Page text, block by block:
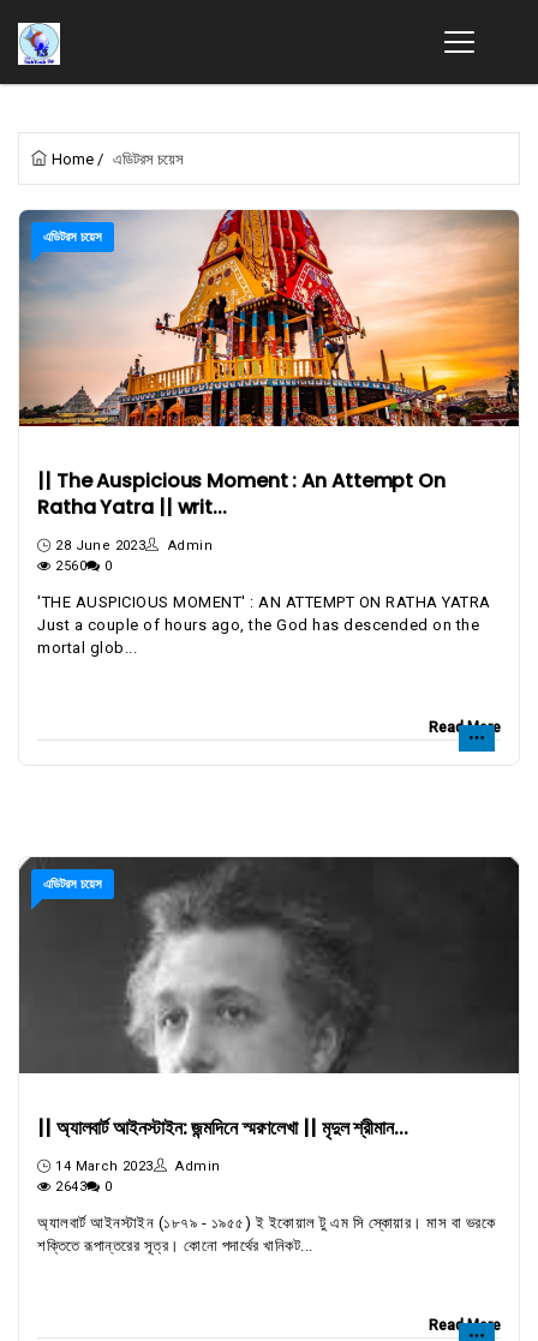
Home / এডিটরস চয়েস
এডিটরস চয়েস
|| The Auspicious Moment : An Attempt On
Ratha Yatra || writ...
28 June 2023
Admin
2560
0
'THE AUSPICIOUS MOMENT' : AN ATTEMPT ON RATHA YATRA
Just a couple of hours ago, the God has descended on the
mortal glob...
Read More
এডিটরস চয়েস
|| অ্যালবার্ট আইনস্টাইন: জন্মদিনে স্মরণলেখা || মৃদুল শ্রীমান...
14 March 2023
Admin
2643
0
অ্যালবার্ট আইনস্টাইন (১৮৭৯ - ১৯৫৫) ই ইকোয়াল টু এম সি স্কোয়ার। মাস বা ভরকে
শক্তিতে রূপান্তরের সূত্র। কোনো পদার্থের খানিকট...
Read More